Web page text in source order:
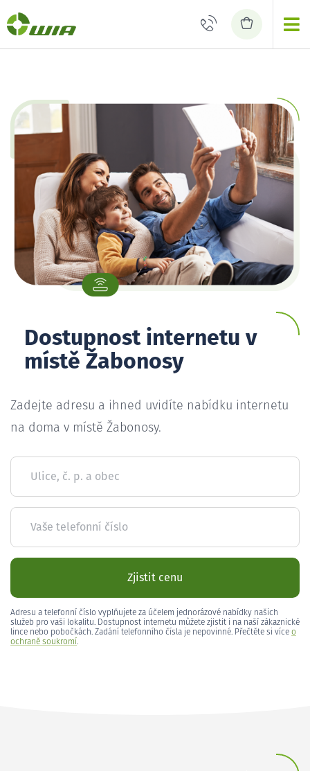
Dostupnost internetu v
místě Žabonosy
Zadejte adresu a ihned uvidíte nabídku internetu
na doma v místě Žabonosy.
Ulice, č. p. a obec
Vaše telefonní číslo
Zjistit cenu
Adresu a telefonní číslo vyplňujete za účelem jednorázové nabídky našich
služeb pro vaši lokalitu. Dostupnost internetu můžete zjistit i na naší zákaznické
lince nebo pobočkách. Zadání telefonního čísla je nepovinné. Přečtěte si více o
ochraně soukromí.